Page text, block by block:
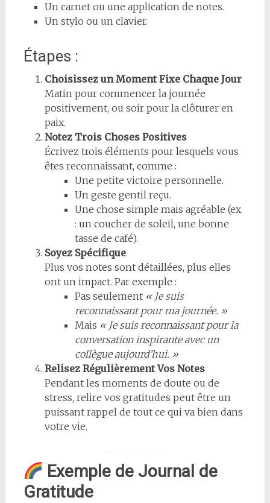
Un carnet ou une application de notes.
Un stylo ou un clavier.
Étapes :
Choisissez un Moment Fixe Chaque Jour
Matin pour commencer la journée
positivement, ou soir pour la clôturer en
paix.
Notez Trois Choses Positives
Écrivez trois éléments pour lesquels vous
êtes reconnaissant, comme :
Une petite victoire personnelle.
Un geste gentil reçu.
Une chose simple mais agréable (ex.
: un coucher de soleil, une bonne
tasse de café).
Soyez Spécifique
Plus vos notes sont détaillées, plus elles
ont un impact. Par exemple :
Pas seulement « Je suis
reconnaissant pour ma journée. »
Mais « Je suis reconnaissant pour la
conversation inspirante avec un
collègue aujourd’hui. »
Relisez Régulièrement Vos Notes
Pendant les moments de doute ou de
stress, relire vos gratitudes peut être un
puissant rappel de tout ce qui va bien dans
votre vie.
Exemple de Journal de
Gratitude